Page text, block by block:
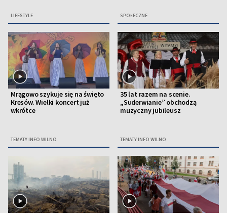
LIFESTYLE SPOŁECZNE
Mrągowo szykuje się na święto
Kresów. Wielki koncert już
wkrótce
TEMATY INFO WILNO
35 lat razem na scenie.
„Suderwianie” obchodzą
muzyczny jubileusz
TEMATY INFO WILNO